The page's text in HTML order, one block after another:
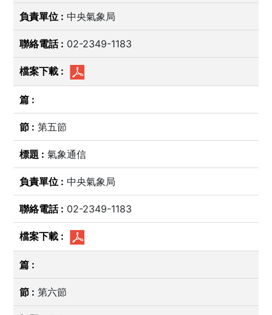
中央氣象局
02-2349-1183
第五節
氣象通信
中央氣象局
02-2349-1183
第六節